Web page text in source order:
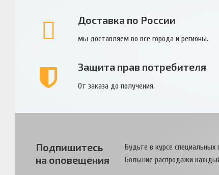
Доставка по России
мы доставляем во все города и регионы.
Защита прав потребителя
От заказа до получения.
Подпишитесь
на оповещения
Будьте в курсе специальных
Большие распродажи